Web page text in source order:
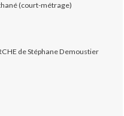
(court-métrage)
de Stéphane Demoustier